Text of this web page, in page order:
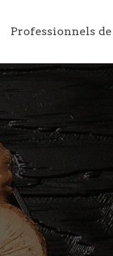
Professionnels